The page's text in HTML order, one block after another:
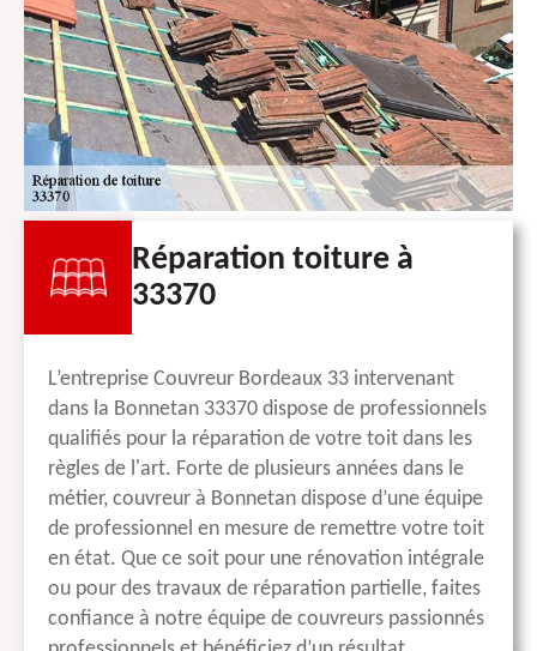
Réparation toiture à
33370
L’entreprise Couvreur Bordeaux 33 intervenant
dans la Bonnetan 33370 dispose de professionnels
qualifiés pour la réparation de votre toit dans les
règles de l'art. Forte de plusieurs années dans le
métier, couvreur à Bonnetan dispose d’une équipe
de professionnel en mesure de remettre votre toit
en état. Que ce soit pour une rénovation intégrale
ou pour des travaux de réparation partielle, faites
confiance à notre équipe de couvreurs passionnés